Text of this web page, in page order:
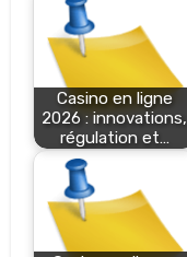
Casino en ligne
2026 : innovations,
régulation et…